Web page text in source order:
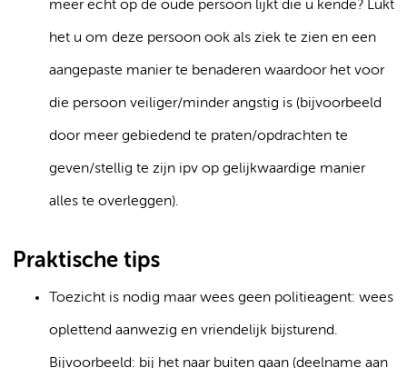
meer echt op de oude persoon lijkt die u kende? Lukt
het u om deze persoon ook als ziek te zien en een
aangepaste manier te benaderen waardoor het voor
die persoon veiliger/minder angstig is (bijvoorbeeld
door meer gebiedend te praten/opdrachten te
geven/stellig te zijn ipv op gelijkwaardige manier
alles te overleggen).
Praktische tips
Toezicht is nodig maar wees geen politieagent: wees
oplettend aanwezig en vriendelijk bijsturend.
Bijvoorbeeld: bij het naar buiten gaan (deelname aan